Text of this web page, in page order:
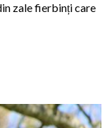
zale fierbinți care